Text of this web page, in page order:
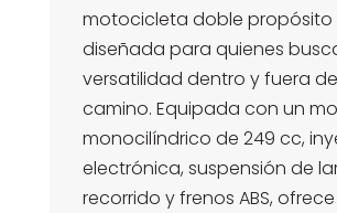
motocicleta doble propósito
diseñada para quienes
versatilidad dentro y fuera
camino. Equipada con un
monocilíndrico de 249 cc,
electrónica, suspensión de
recorrido y frenos ABS,